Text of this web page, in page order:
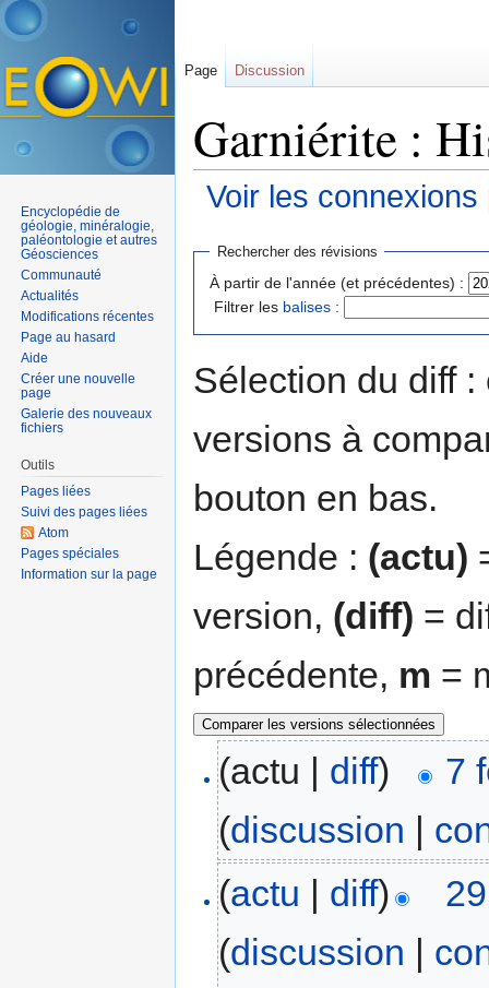
Garniérite :
Voir les
Rechercher des révisions
À partir de l'année (et précédentes) :
Filtrer les balises :
Sélection du diff
versions à
bouton en bas.
Légende : (actu)
version, (diff) =
précédente, m =
(actu | diff)
7
(discussion |
(actu | diff)
(discussion |
Page Discussion
Encyclopédie de
géologie, minéralogie,
paléontologie et autres
Géosciences
Communauté
Actualités
Modifications récentes
Page au hasard
Aide
Créer une nouvelle
page
Galerie des nouveaux
fichiers
Outils
Pages liées
Suivi des pages liées
Atom
Pages spéciales
Information sur la page